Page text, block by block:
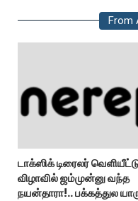
From
டாக்ஸிக் டிரைலர்
விழாவில் ஜம்முன்னு வந்த
நயன்தாரா!.. பக்கத்துல